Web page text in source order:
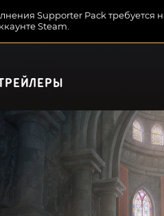
Supporter Pack требуется
Steam.